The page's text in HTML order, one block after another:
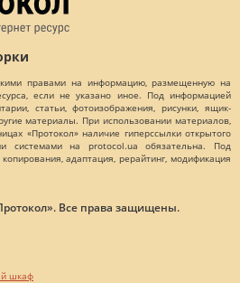
правами на информацию, размещенную на
если не указано иное. Под информацией
статьи, фотоизображения, рисунки, ящик-
материалы. При использовании материалов,
«Протокол» наличие гиперссылки открытого
системами на protocol.ua обязательна. Под
адаптация, рерайтинг, модификация
Все права защищены.
шкаф